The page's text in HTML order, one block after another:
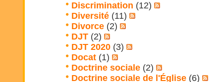
Discrimination (12)
Diversité (11)
Divorce (2)
DJT (2)
DJT 2020 (3)
Docat (1)
Doctrine sociale (2)
Doctrine sociale de l'Église (6)